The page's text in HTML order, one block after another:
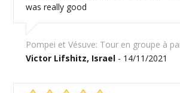
was really good
Pompei et Vésuve: Tour en groupe à
Victor Lifshitz, Israel - 14/11/2021